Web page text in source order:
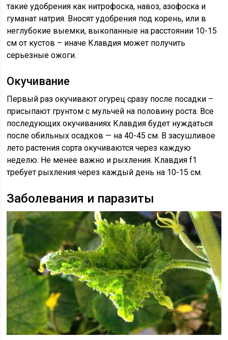
такие удобрения как нитрофоска, навоз, азофоска и
гуманат натрия. Вносят удобрения под корень, или в
неглубокие выемки, выкопанные на расстоянии 10-15
см от кустов – иначе Клавдия может получить
серьезные ожоги.
Окучивание
Первый раз окучивают огурец сразу после посадки –
присыпают грунтом с мульчей на половину роста. Все
последующих окучиваниях Клавдия будет нуждаться
после обильных осадков — на 40-45 см. В засушливое
лето растения сорта окучиваются через каждую
неделю. Не менее важно и рыхления. Клавдия f1
требует рыхления через каждый день на 10-15 см.
Заболевания и паразиты